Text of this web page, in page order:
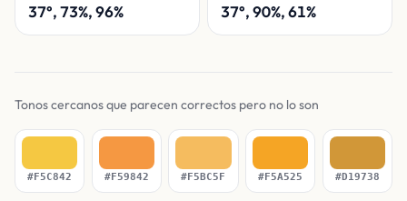
37°, 73%, 96% 37°, 90%, 61%
Tonos cercanos que parecen correctos pero no lo son
#F5C842 #F59842 #F5BC5F #F5A525 #D19738